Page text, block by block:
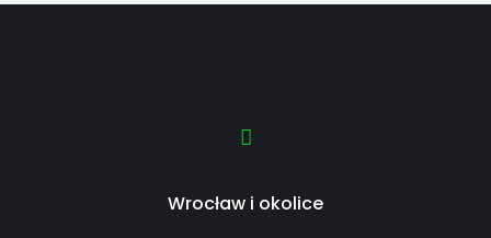
Wrocław i okolice